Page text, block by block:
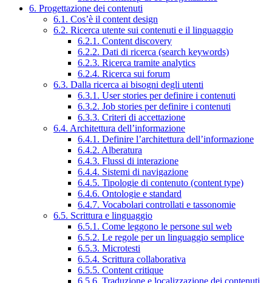
6. Progettazione dei contenuti
6.1. Cos’è il content design
6.2. Ricerca utente sui contenuti e il linguaggio
6.2.1. Content discovery
6.2.2. Dati di ricerca (search keywords)
6.2.3. Ricerca tramite analytics
6.2.4. Ricerca sui forum
6.3. Dalla ricerca ai bisogni degli utenti
6.3.1. User stories per definire i contenuti
6.3.2. Job stories per definire i contenuti
6.3.3. Criteri di accettazione
6.4. Architettura dell’informazione
6.4.1. Definire l’architettura dell’informazione
6.4.2. Alberatura
6.4.3. Flussi di interazione
6.4.4. Sistemi di navigazione
6.4.5. Tipologie di contenuto (content type)
6.4.6. Ontologie e standard
6.4.7. Vocabolari controllati e tassonomie
6.5. Scrittura e linguaggio
6.5.1. Come leggono le persone sul web
6.5.2. Le regole per un linguaggio semplice
6.5.3. Microtesti
6.5.4. Scrittura collaborativa
6.5.5. Content critique
6.5.6. Traduzione e localizzazione dei contenuti